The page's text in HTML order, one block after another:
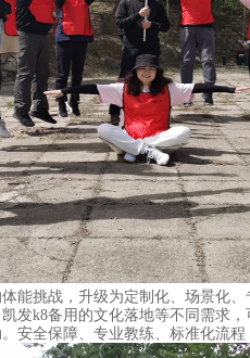
能挑战，升级为定制化、场景化
发k8备用的文化落地等不同需求
安全保障、专业教练、标准化流